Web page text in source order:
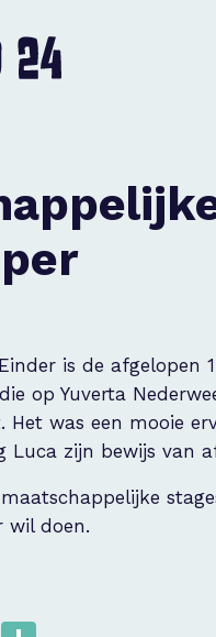
is de afgelopen
op Yuverta
Het was een mooie
Luca zijn bewijs van
wil doen.